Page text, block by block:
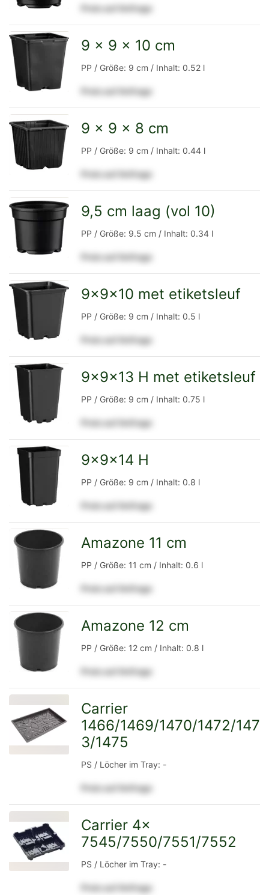
Detailseite
Preis auf Anfrage
Detailseite
9 x 9 x 10 cm
PP / Größe: 9 cm / Inhalt: 0.52 l
Preis auf Anfrage
Detailseite
9 x 9 x 8 cm
PP / Größe: 9 cm / Inhalt: 0.44 l
Preis auf Anfrage
Detailseite
9,5 cm laag (vol 10)
PP / Größe: 9.5 cm / Inhalt: 0.34 l
Preis auf Anfrage
Detailseite
9x9x10 met etiketsleuf
PP / Größe: 9 cm / Inhalt: 0.5 l
Preis auf Anfrage
Detailseite
9x9x13 H met etiketsleuf
PP / Größe: 9 cm / Inhalt: 0.75 l
Preis auf Anfrage
Detailseite
9x9x14 H
PP / Größe: 9 cm / Inhalt: 0.8 l
Preis auf Anfrage
Detailseite
Amazone 11 cm
PP / Größe: 11 cm / Inhalt: 0.6 l
Preis auf Anfrage
Detailseite
Amazone 12 cm
PP / Größe: 12 cm / Inhalt: 0.8 l
Preis auf Anfrage
Detailseite
Carrier
1466/1469/1470/1472/147
3/1475
PS / Löcher im Tray: -
Preis auf Anfrage
Carrier 4x
7545/7550/7551/7552
PS / Löcher im Tray: -
Preis auf Anfrage